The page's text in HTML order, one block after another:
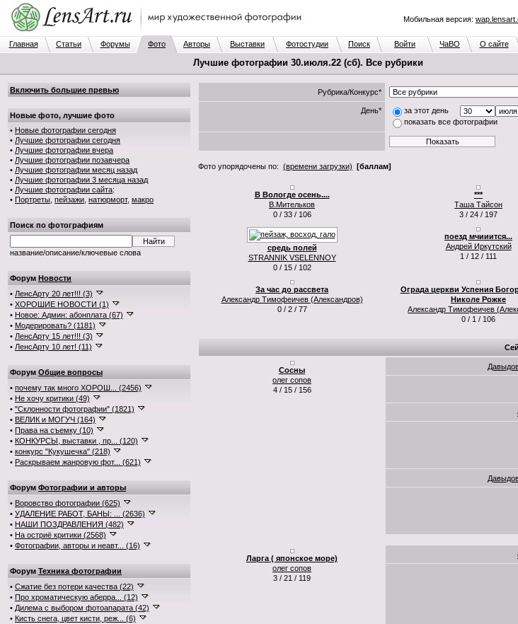
Мобильная версия:
Главная Статьи Форумы Фото Авторы Выставки Фотостудии Поиск Войти ЧаВО О сайте
Лучшие фотографии 30.июля.22 (сб). Все рубрики
Включить большие превью
Новые фото, лучшие фото
• Новые фотографии сегодня
• Лучшие фотографии сегодня
• Лучшие фотографии вчера
• Лучшие фотографии позавчера
• Лучшие фотографии месяц назад
• Лучшие фотографии 3 месяца назад
• Лучшие фотографии сайта:
• Портреты пейзажи натюрморт, макро
Поиск по фотографиям
название/описание/ключевые слова
Форум Новости
• ЛенсАрту 20 лет!!! (3)
• ХОРОШИЕ НОВОСТИ (1)
• Новое: Админ: абонплата (67)
• Модерировать? (1181)
• ЛенсАрту 15 лет!!! (3)
• ЛенсАрту 10 лет! (11)
Форум Общие вопросы
• почему так много ХОРОШ... (2456)
• Не хочу критики (49)
• "Склонности фотографии" (1821)
• ВЕЛИК и МОГУЧ (164)
• Права на съемку (10)
• КОНКУРСЫ, выставки , пр... (120)
• конкурс "Кукушечка" (218)
• Раскрываем жанровую фот... (621)
Форум Фотографии и авторы
• Воровство фотографии (625)
• УДАЛЕНИЕ РАБОТ, БАНЫ: ... (2636)
• НАШИ ПОЗДРАВЛЕНИЯ (482)
• На остриё критики (2568)
• Фотографии, авторы и неавт... (16)
Форум Техника фотографии
• Сжатие без потери качества (22)
• Про хроматическую аберра... (12)
• Дилема с выбором фотоапарата (42)
• Кисть снега, цвет кисти, реж... (6)
Рубрика/Конкурс*
День*
за этот день
показать все фотографии
Фото упорядочены по: (времени загрузки) [баллам]
В Вологде осень....
В.Мительков
0 / 33 / 106
***
Таша Тайсон
3 / 24 / 197
средь полей
STRANNIK VSELENNOY
0 / 15 / 102
поезд мчииится...
Андрей Иркутский
1 / 12 / 111
За час до рассвета
Александр Тимофеичев (Александров)
0 / 2 / 77
Ограда церкви Успения
Николе Рожке
Александр Тимофеичев
0 / 1 / 106
Сосны
олег сопов
4 / 15 / 156
Ларга ( японское море)
олег сопов
3 / 21 / 119